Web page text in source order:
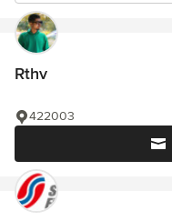
Rthv
422003